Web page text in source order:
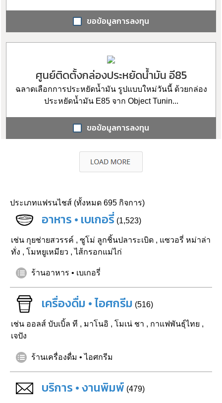
ขอข้อมูลการลงทุน
ศูนย์ติดตั้งกล่องประหยัดน้ำมัน อี85
ฉลาดเลือกการประหยัดน้ำมัน รูปแบบใหม่วันนี้ ด้วยกล่อง
ประหยัดน้ำมัน E85 จาก Object Tunin...
ขอข้อมูลการลงทุน
ประเภทแฟรนไชส์ (ทั้งหมด 695 กิจการ)
อาหาร • เบเกอรี่ (1,523)
เช่น กุยช่ายสวรรค์ , ซูโม่ ลูกชิ้นปลาระเบิด , แซวอรี่ หม่าล่า
ทั่ง , โมหยูเหมียว ,ไส้กรอกแม่ไก่
ร้านอาหาร • เบเกอรี่
เครื่องดื่ม • ไอศกรีม (516)
เช่น ออลส์ บับเบิ้ล ที , มาโนอิ , โมเน่ ชา , กาแฟพันธุ์ไทย ,
เจปัง
ร้านเครื่องดื่ม • ไอศกรีม
บริการ • งานพิมพ์ (479)